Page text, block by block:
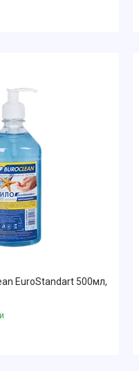
EuroStandart 500мл,